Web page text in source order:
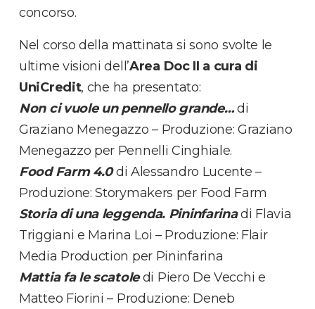
concorso.
Nel corso della mattinata si sono svolte le
ultime visioni dell’Area Doc II a cura di
UniCredit, che ha presentato:
Non ci vuole un pennello grande…di
Graziano Menegazzo – Produzione: Graziano
Menegazzo per Pennelli Cinghiale.
Food Farm 4.0di Alessandro Lucente –
Produzione: Storymakers per Food Farm
Storia di una leggenda. Pininfarinadi Flavia
Triggiani e Marina Loi – Produzione: Flair
Media Production per Pininfarina
Mattia fa le scatoledi Piero De Vecchi e
Matteo Fiorini – Produzione: Deneb